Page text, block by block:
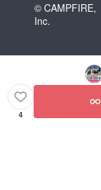
© CAMPFIRE,
Inc.
4